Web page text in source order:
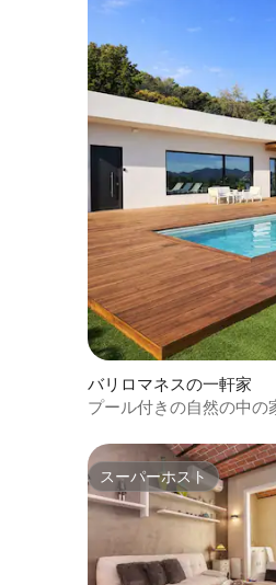
バリロマネスの一軒家
プール付きの自然の中の
スーパーホスト
スーパーホスト